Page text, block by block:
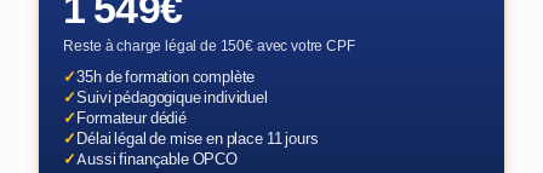
Reste à charge légal de 150€ avec votre CPF
✓35h de formation complète
✓Suivi pédagogique individuel
✓Formateur dédié
✓Délai légal de mise en place 11 jours
✓Aussi finançable OPCO